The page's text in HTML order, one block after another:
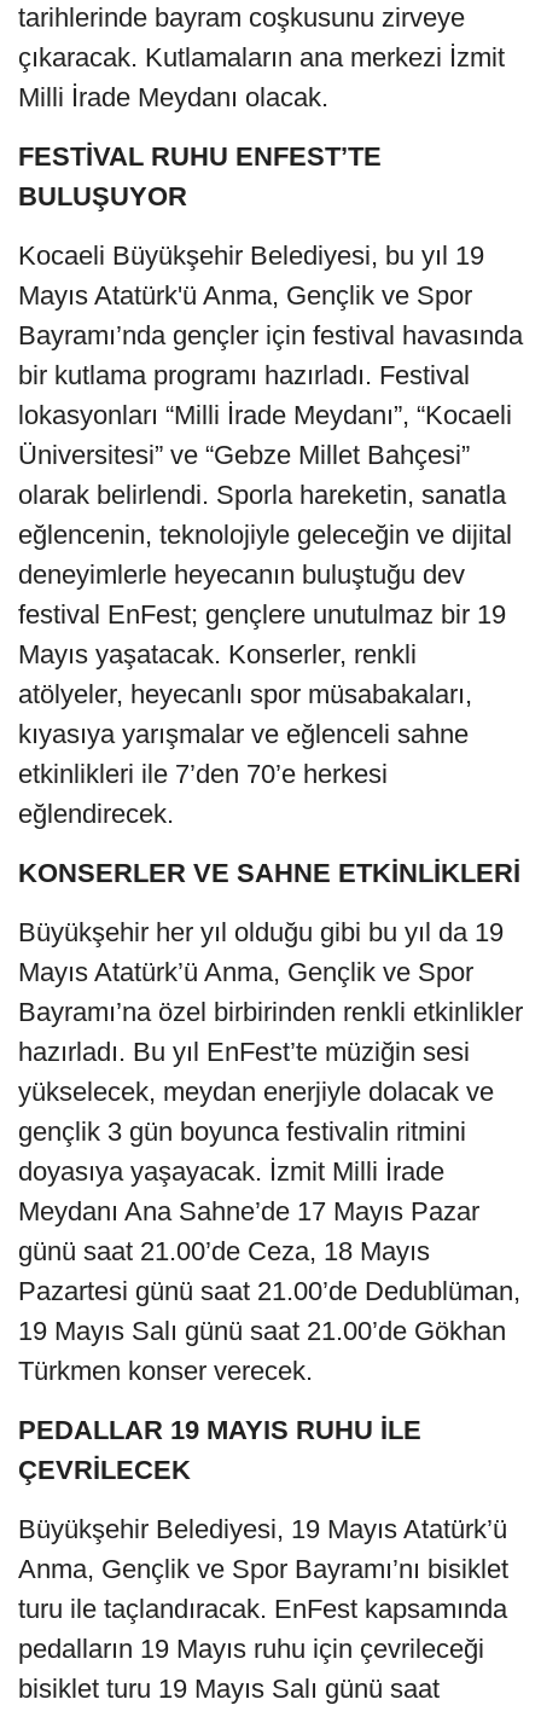
tarihlerinde bayram coşkusunu zirveye
çıkaracak. Kutlamaların ana merkezi İzmit
Milli İrade Meydanı olacak.
FESTİVAL RUHU ENFEST’TE
BULUŞUYOR
Kocaeli Büyükşehir Belediyesi, bu yıl 19
Mayıs Atatürk'ü Anma, Gençlik ve Spor
Bayramı’nda gençler için festival havasında
bir kutlama programı hazırladı. Festival
lokasyonları “Milli İrade Meydanı”, “Kocaeli
Üniversitesi” ve “Gebze Millet Bahçesi”
olarak belirlendi. Sporla hareketin, sanatla
eğlencenin, teknolojiyle geleceğin ve dijital
deneyimlerle heyecanın buluştuğu dev
festival EnFest; gençlere unutulmaz bir 19
Mayıs yaşatacak. Konserler, renkli
atölyeler, heyecanlı spor müsabakaları,
kıyasıya yarışmalar ve eğlenceli sahne
etkinlikleri ile 7’den 70’e herkesi
eğlendirecek.
KONSERLER VE SAHNE ETKİNLİKLERİ
Büyükşehir her yıl olduğu gibi bu yıl da 19
Mayıs Atatürk’ü Anma, Gençlik ve Spor
Bayramı’na özel birbirinden renkli etkinlikler
hazırladı. Bu yıl EnFest’te müziğin sesi
yükselecek, meydan enerjiyle dolacak ve
gençlik 3 gün boyunca festivalin ritmini
doyasıya yaşayacak. İzmit Milli İrade
Meydanı Ana Sahne’de 17 Mayıs Pazar
günü saat 21.00’de Ceza, 18 Mayıs
Pazartesi günü saat 21.00’de Dedublüman,
19 Mayıs Salı günü saat 21.00’de Gökhan
Türkmen konser verecek.
PEDALLAR 19 MAYIS RUHU İLE
ÇEVRİLECEK
Büyükşehir Belediyesi, 19 Mayıs Atatürk’ü
Anma, Gençlik ve Spor Bayramı’nı bisiklet
turu ile taçlandıracak. EnFest kapsamında
pedalların 19 Mayıs ruhu için çevrileceği
bisiklet turu 19 Mayıs Salı günü saat